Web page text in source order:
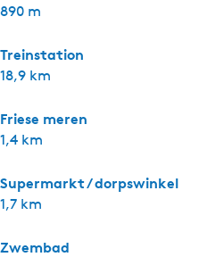
890 m
Treinstation
18,9 km
Friese meren
1,4 km
Supermarkt / dorpswinkel
1,7 km
Zwembad